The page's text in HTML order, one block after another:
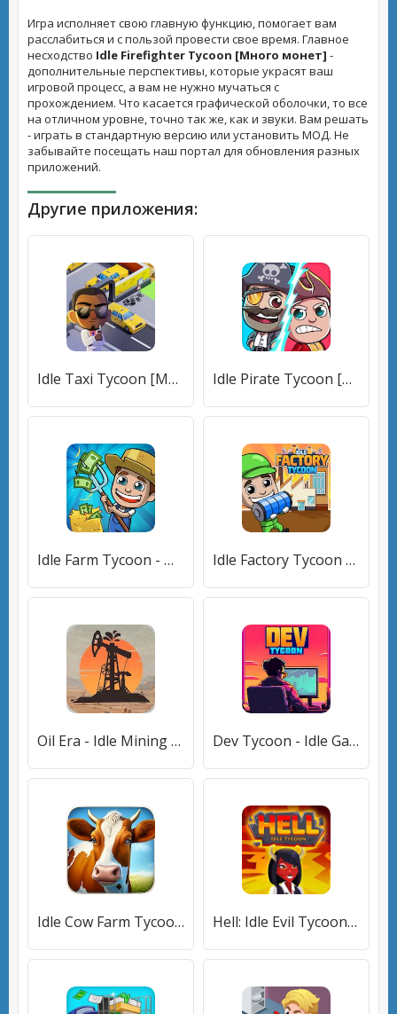
Игра исполняет свою главную функцию, помогает вам
расслабиться и с пользой провести свое время. Главное
несходство Idle Firefighter Tycoon [Много монет] -
дополнительные перспективы, которые украсят ваш
игровой процесс, а вам не нужно мучаться с
прохождением. Что касается графической оболочки, то все
на отличном уровне, точно так же, как и звуки. Вам решать
- играть в стандартную версию или установить МОД. Не
забывайте посещать наш портал для обновления разных
приложений.
Другие приложения:
Idle Taxi Tycoon [Много монет] Idle Pirate Tycoon [Бесплатные покупки]
Idle Farm Tycoon - Merge Crops [Много монет] Idle Factory Tycoon [Много монет]
Oil Era - Idle Mining Tycoon [Много монет] Dev Tycoon - Idle Games [Мод меню]
Idle Cow Farm Tycoon [Много монет] Hell: Idle Evil Tycoon Sim [Много монет]